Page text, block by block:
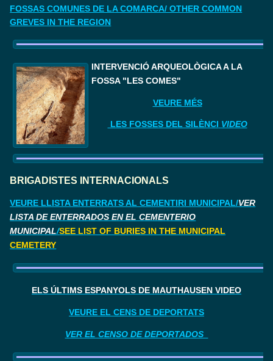
FOSSAS COMUNES DE LA COMARCA/ OTHER COMMON
GREVES IN THE REGION
INTERVENCIÓ ARQUEOLÒGICA A LA
FOSSA "LES COMES"
VEURE MÉS
LES FOSSES DEL SILÈNCI VIDEO
BRIGADISTES INTERNACIONALS
VEURE LLISTA ENTERRATS AL CEMENTIRI MUNICIPAL/VER
LISTA DE ENTERRADOS EN EL CEMENTERIO
MUNICIPAL/SEE LIST OF BURIES IN THE MUNICIPAL
CEMETERY
ELS ÚLTIMS ESPANYOLS DE MAUTHAUSEN VIDEO
VEURE EL CENS DE DEPORTATS
VER EL CENSO DE DEPORTADOS